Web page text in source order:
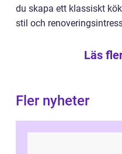
du skapa ett klassiskt
stil och
Läs
Fler nyheter